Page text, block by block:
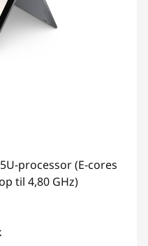
processor (E-cores
til 4,80 GHz)